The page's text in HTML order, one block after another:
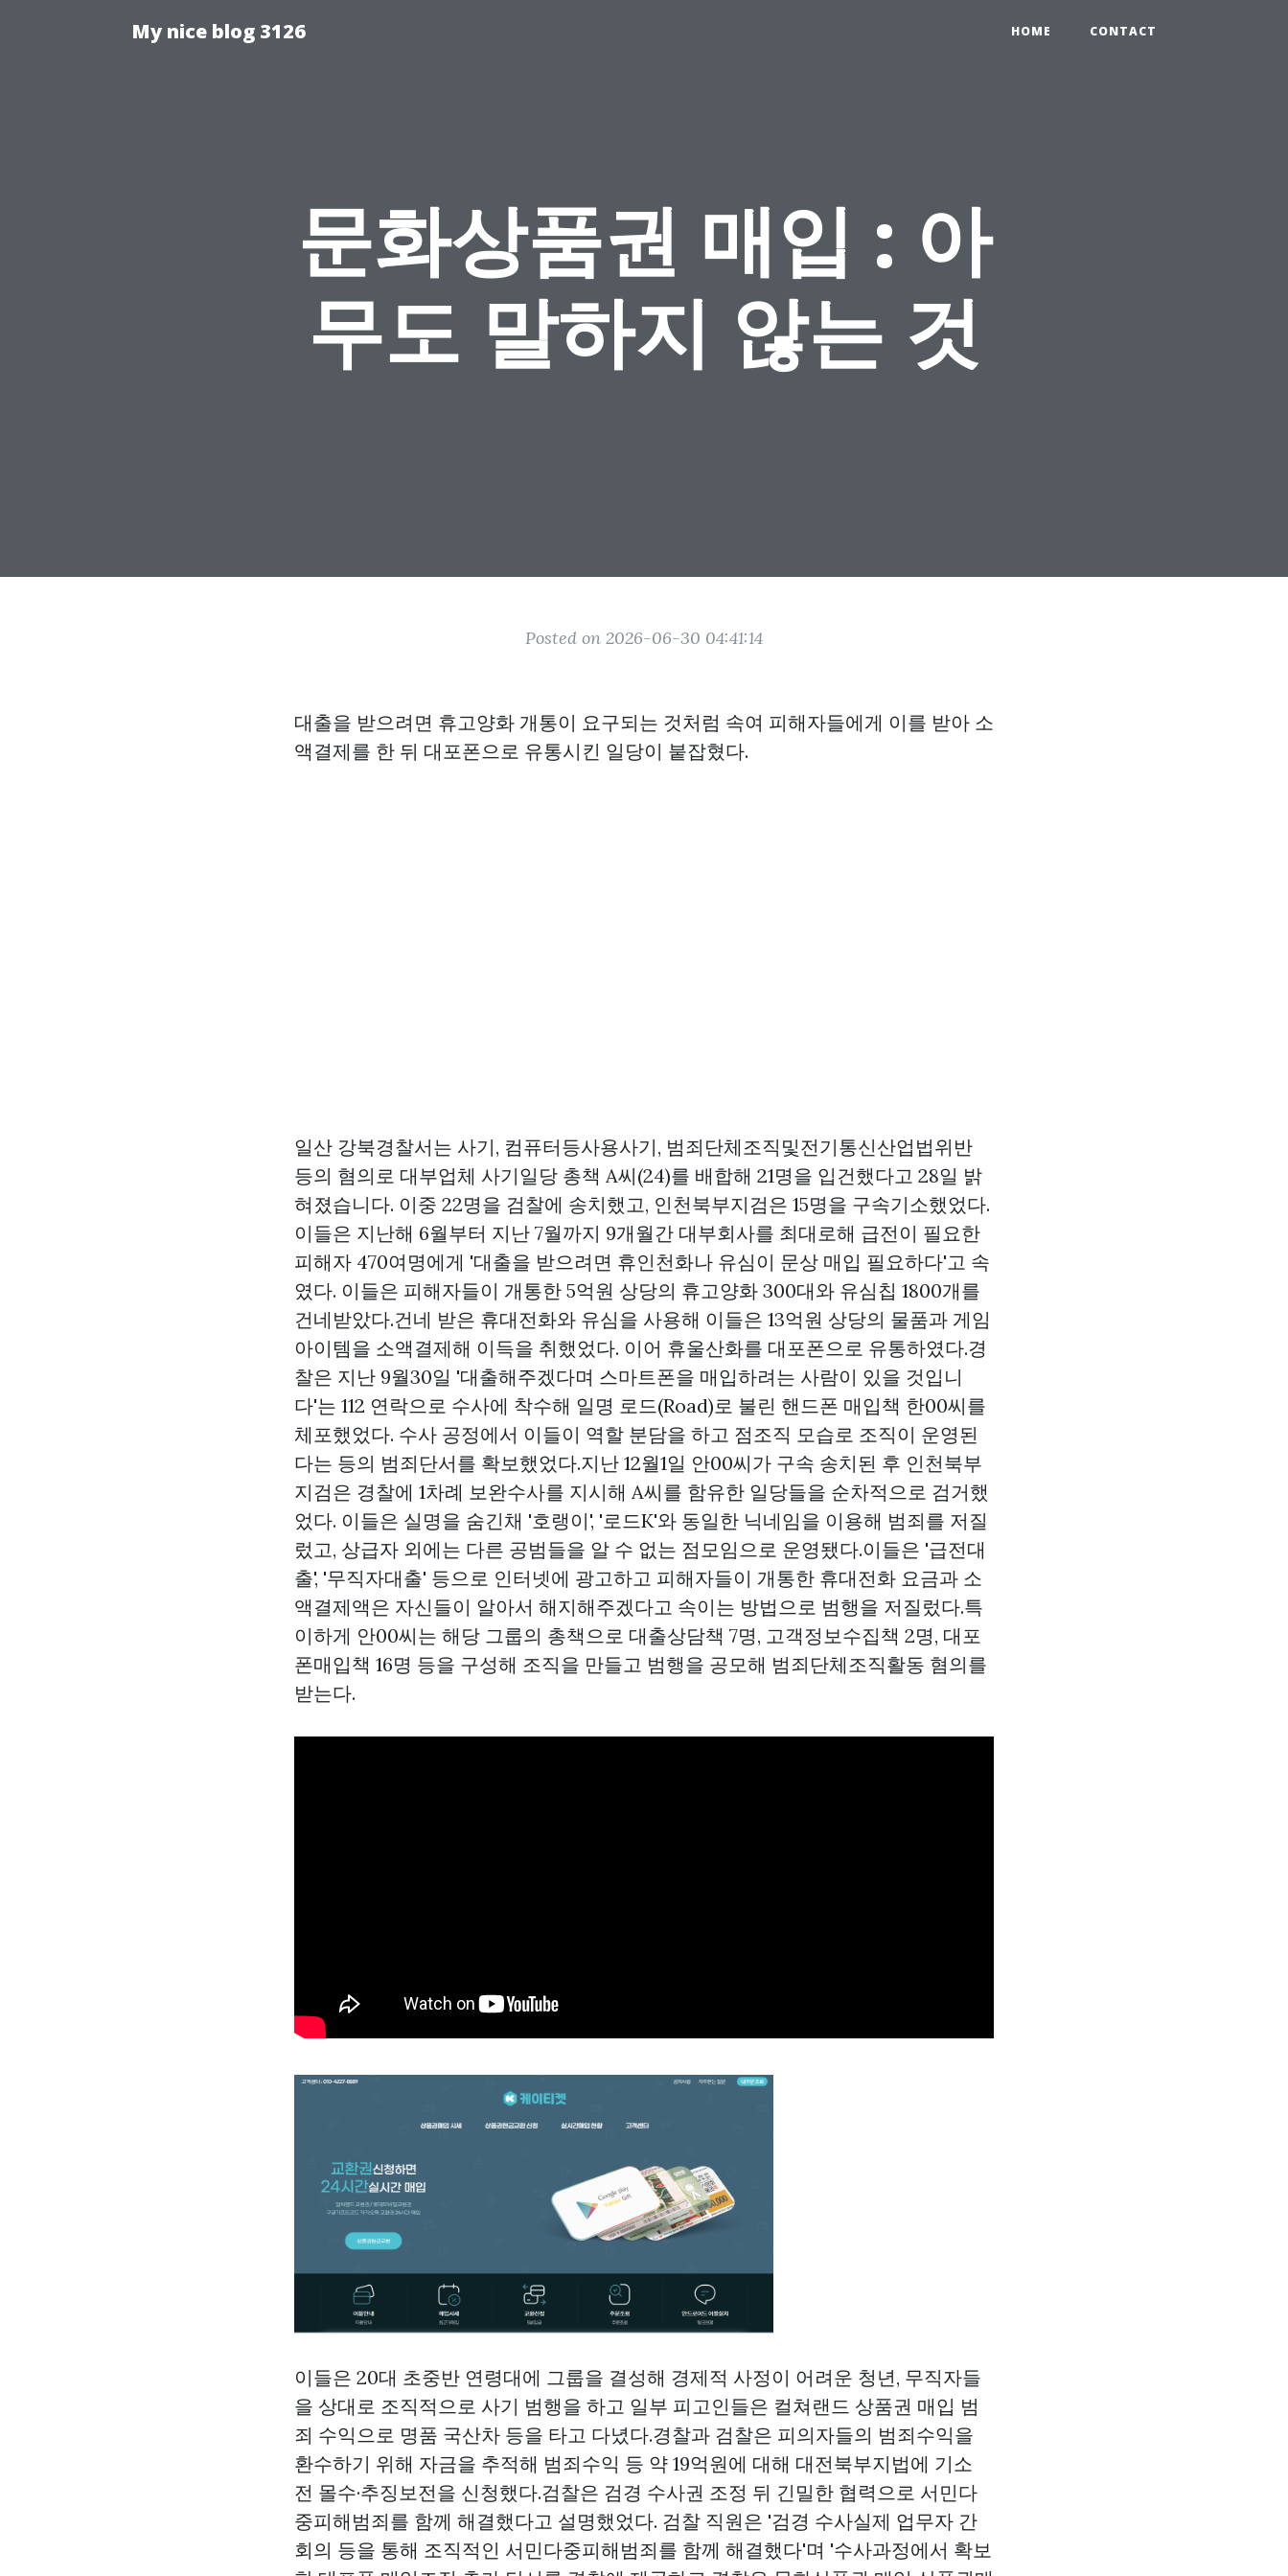
My nice blog 3126 HOME CONTACT
문화상품권 매입 : 아
무도 말하지 않는 것
Posted on 2026-06-30 04:41:14
대출을 받으려면 휴고양화 개통이 요구되는 것처럼 속여 피해자들에게 이를 받아 소
액결제를 한 뒤 대포폰으로 유통시킨 일당이 붙잡혔다.
일산 강북경찰서는 사기, 컴퓨터등사용사기, 범죄단체조직및전기통신산업법위반
등의 혐의로 대부업체 사기일당 총책 A씨(24)를 배합해 21명을 입건했다고 28일 밝
혀졌습니다. 이중 22명을 검찰에 송치했고, 인천북부지검은 15명을 구속기소했었다.
이들은 지난해 6월부터 지난 7월까지 9개월간 대부회사를 최대로해 급전이 필요한
피해자 470여명에게 '대출을 받으려면 휴인천화나 유심이 문상 매입 필요하다'고 속
였다. 이들은 피해자들이 개통한 5억원 상당의 휴고양화 300대와 유심칩 1800개를
건네받았다.건네 받은 휴대전화와 유심을 사용해 이들은 13억원 상당의 물품과 게임
아이템을 소액결제해 이득을 취했었다. 이어 휴울산화를 대포폰으로 유통하였다.경
찰은 지난 9월30일 '대출해주겠다며 스마트폰을 매입하려는 사람이 있을 것입니
다'는 112 연락으로 수사에 착수해 일명 로드(Road)로 불린 핸드폰 매입책 한00씨를
체포했었다. 수사 공정에서 이들이 역할 분담을 하고 점조직 모습로 조직이 운영된
다는 등의 범죄단서를 확보했었다.지난 12월1일 안00씨가 구속 송치된 후 인천북부
지검은 경찰에 1차례 보완수사를 지시해 A씨를 함유한 일당들을 순차적으로 검거했
었다. 이들은 실명을 숨긴채 '호랭이', '로드K'와 동일한 닉네임을 이용해 범죄를 저질
렀고, 상급자 외에는 다른 공범들을 알 수 없는 점모임으로 운영됐다.이들은 '급전대
출', '무직자대출' 등으로 인터넷에 광고하고 피해자들이 개통한 휴대전화 요금과 소
액결제액은 자신들이 알아서 해지해주겠다고 속이는 방법으로 범행을 저질렀다.특
이하게 안00씨는 해당 그룹의 총책으로 대출상담책 7명, 고객정보수집책 2명, 대포
폰매입책 16명 등을 구성해 조직을 만들고 범행을 공모해 범죄단체조직활동 혐의를
받는다.
이들은 20대 초중반 연령대에 그룹을 결성해 경제적 사정이 어려운 청년, 무직자들
을 상대로 조직적으로 사기 범행을 하고 일부 피고인들은 컬쳐랜드 상품권 매입 범
죄 수익으로 명품 국산차 등을 타고 다녔다.경찰과 검찰은 피의자들의 범죄수익을
환수하기 위해 자금을 추적해 범죄수익 등 약 19억원에 대해 대전북부지법에 기소
전 몰수·추징보전을 신청했다.검찰은 검경 수사권 조정 뒤 긴밀한 협력으로 서민다
중피해범죄를 함께 해결했다고 설명했었다. 검찰 직원은 '검경 수사실제 업무자 간
회의 등을 통해 조직적인 서민다중피해범죄를 함께 해결했다'며 '수사과정에서 확보